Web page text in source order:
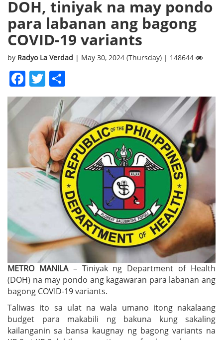
DOH, tiniyak na may pondo
para labanan ang bagong
COVID-19 variants
by Radyo La Verdad | May 30, 2024 (Thursday) | 148644
Facebook
Twitter
METRO MANILA– Tiniyak ng Department of Health
(DOH) na may pondo ang kagawaran para labanan ang
bagong COVID-19 variants.
Taliwas ito sa ulat na wala umano itong nakalaang
budget para makabili ng bakuna kung sakaling
kailanganin sa bansa kaugnay ng bagong variants na